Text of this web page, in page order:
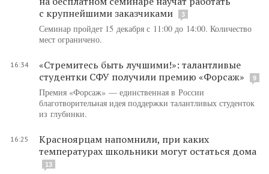
с крупнейшими заказчиками
3
Семинар пройдет 15 декабря с 11:00 до 14:00. Количество
мест ограничено.
16:34
«Стремитесь быть лучшими!»: талантливые
студентки СФУ получили премию «Форсаж»
9
Премия «Форсаж» — единственная в России
благотворительная идея поддержки талантливых студенток
из глубинки.
16:25
Красноярцам напомнили, при каких
температурах школьники могут остаться дома
13